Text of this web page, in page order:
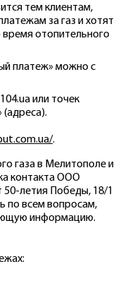
тем клиентам,
за газ и хотят
отопительного
платеж» можно с
или точек
.
газа в Мелитополе и
контакта ООО
50-летия Победы, 18/1
по всем вопросам,
информацию.